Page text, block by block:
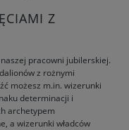
Z
pracowni jubilerskiej.
z rożnymi
możesz m.in. wizerunki
determinacji i
archetypem
a wizerunki władców